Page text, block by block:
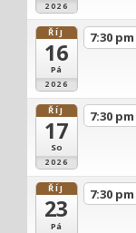
2026
ŘÍJ
16
Pá
2026
7:30 pm
ŘÍJ
17
So
2026
7:30 pm
ŘÍJ
23
Pá
7:30 pm